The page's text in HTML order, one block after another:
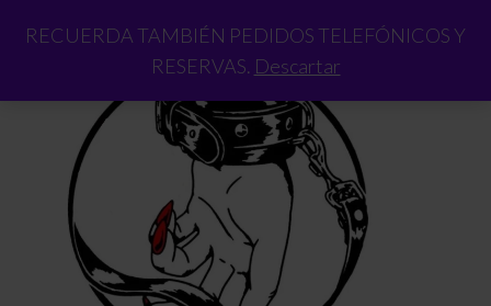
RECUERDA TAMBIÉN PEDIDOS TELEFÓNICOS Y
RESERVAS. Descartar